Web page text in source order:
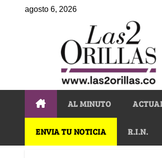
agosto 6, 2026
AL MINUTO
ENVIA TU NOTICIA R.I.N.